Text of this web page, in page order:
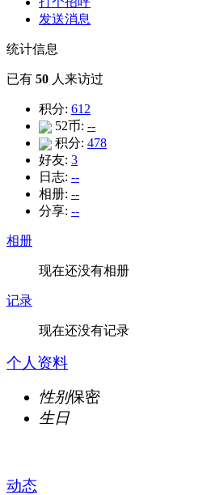
发送消息
统计信息
已有 50 人来访过
积分: 612
52币: --
积分: 478
好友: 3
日志: --
相册: --
分享: --
相册
现在还没有相册
记录
现在还没有记录
个人资料
性别保密
生日
动态